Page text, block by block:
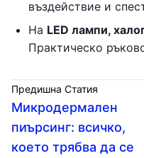
въздействие и
На LED лампи,
Практическо
Предишна Статия
Микродермален
пиърсинг: всичко,
което трябва да се